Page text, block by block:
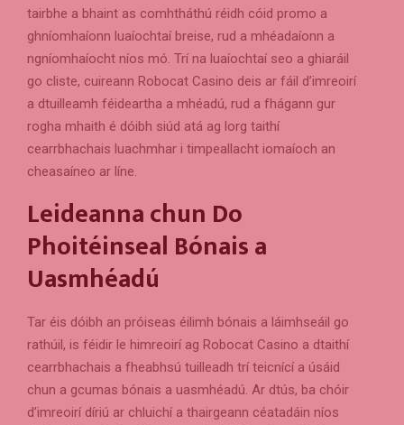
tairbhe a bhaint as comhtháthú réidh cóid promo a
ghníomhaíonn luaíochtaí breise, rud a mhéadaíonn a
ngníomhaíocht níos mó. Trí na luaíochtaí seo a ghiaráil
go cliste, cuireann Robocat Casino deis ar fáil d’imreoirí
a dtuilleamh féideartha a mhéadú, rud a fhágann gur
rogha mhaith é dóibh siúd atá ag lorg taithí
cearrbhachais luachmhar i timpeallacht iomaíoch an
cheasaíneo ar líne.
Leideanna chun Do
Phoitéinseal Bónais a
Uasmhéadú
Tar éis dóibh an próiseas éilimh bónais a láimhseáil go
rathúil, is féidir le himreoirí ag Robocat Casino a dtaithí
cearrbhachais a fheabhsú tuilleadh trí teicnící a úsáid
chun a gcumas bónais a uasmhéadú. Ar dtús, ba chóir
d’imreoirí díriú ar chluichí a thairgeann céatadáin níos